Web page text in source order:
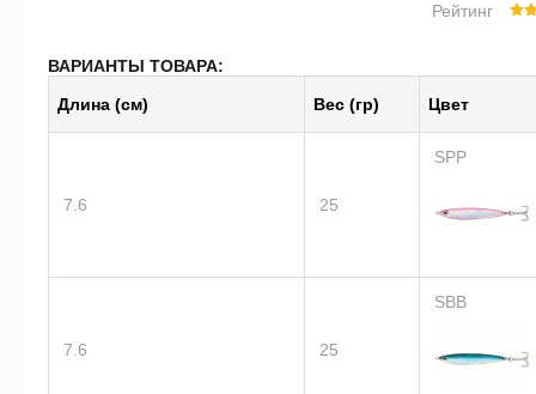
Рейтинг
ВАРИАНТЫ ТОВАРА:
Длина (см)
Вес (гр) Цвет
7.6 25
SPP
7.6 25
SBB